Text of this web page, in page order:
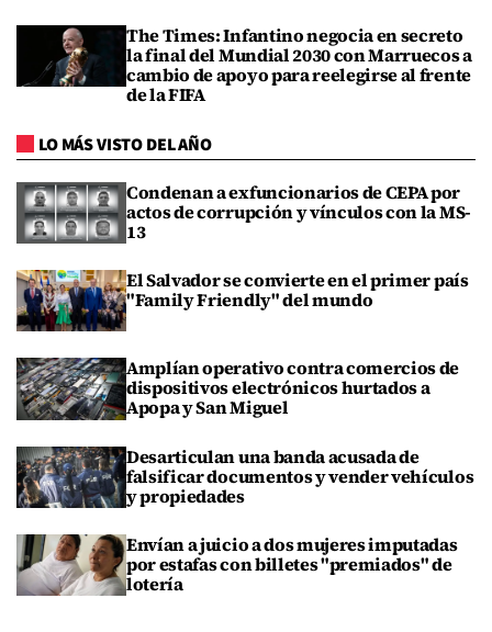
The Times: Infantino negocia en secreto
la final del Mundial 2030 con Marruecos a
cambio de apoyo para reelegirse al frente
de la FIFA
LO MÁS VISTO DEL AÑO
Condenan a exfuncionarios de CEPA por
actos de corrupción y vínculos con la MS-
13
El Salvador se convierte en el primer país
"Family Friendly" del mundo
Amplían operativo contra comercios de
dispositivos electrónicos hurtados a
Apopa y San Miguel
Desarticulan una banda acusada de
falsificar documentos y vender vehículos
y propiedades
Envían a juicio a dos mujeres imputadas
por estafas con billetes "premiados" de
lotería